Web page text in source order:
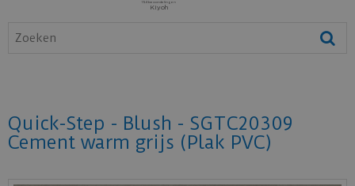
Quick-Step - Blush - SGTC20309
Cement warm grijs (Plak PVC)